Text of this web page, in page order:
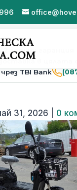
2 години гаранция
в цялата
TBI Bank
31, 2026 0